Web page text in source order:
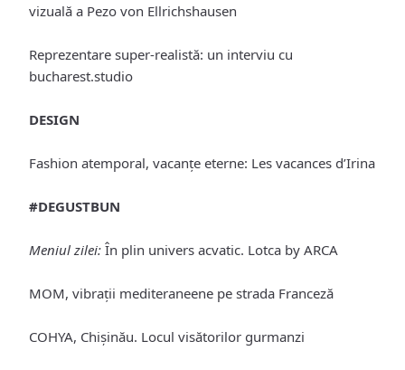
vizuală a Pezo von Ellrichshausen
Reprezentare super-realistă: un interviu cu
bucharest.studio
DESIGN
Fashion atemporal, vacanţe eterne: Les vacances d’Irina
#DEGUSTBUN
Meniul zilei: În plin univers acvatic. Lotca by ARCA
MOM, vibraţii mediteraneene pe strada Franceză
COHYA, Chișinău. Locul visătorilor gurmanzi